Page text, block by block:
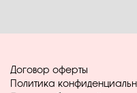
Договор оферты
Политика